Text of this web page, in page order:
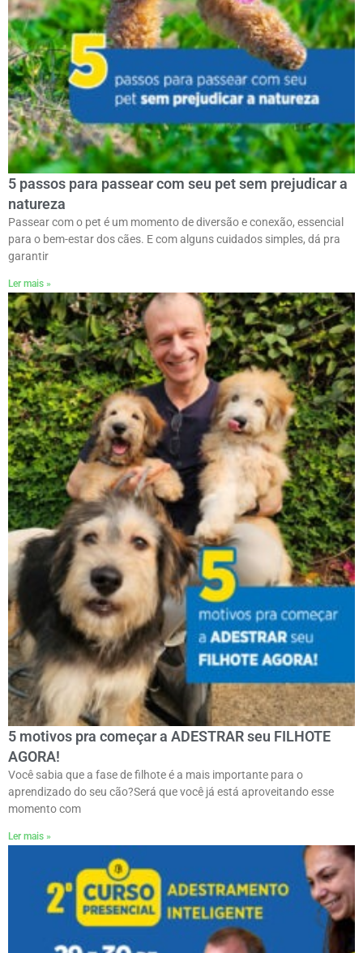
5 passos para passear com seu pet sem prejudicar a
natureza
Passear com o pet é um momento de diversão e conexão, essencial
para o bem-estar dos cães. E com alguns cuidados simples, dá pra
garantir
Ler mais »
5 motivos pra começar a ADESTRAR seu FILHOTE
AGORA!
Você sabia que a fase de filhote é a mais importante para o
aprendizado do seu cão?Será que você já está aproveitando esse
momento com
Ler mais »